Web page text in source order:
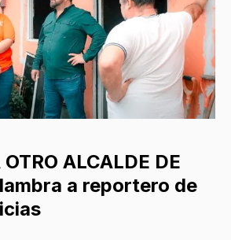
ALCALDE DE
a reportero de